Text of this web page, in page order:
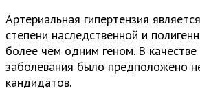
Артериальная гипертензия
степени наследственной и
более чем одним геном. В качестве
заболевания было предположено
кандидатов.